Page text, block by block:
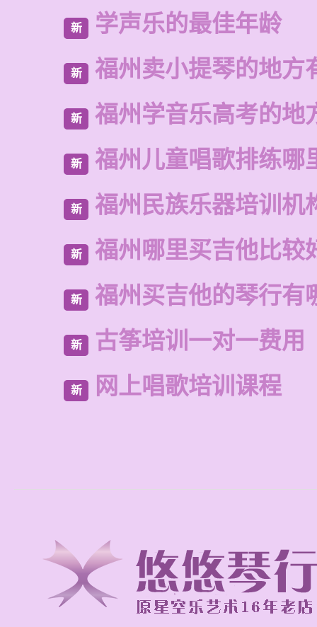
新 学声乐的最佳年龄
新 福州卖小提琴的地方
新 福州学音乐高考的地
新 福州儿童唱歌排练哪
新 福州民族乐器培训机
新 福州哪里买吉他比较
新 福州买吉他的琴行有
新 古筝培训一对一费用
新 网上唱歌培训课程